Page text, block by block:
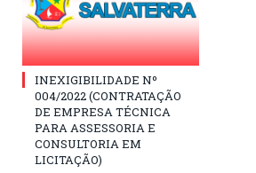
INEXIGIBILIDADE Nº
004/2022 (CONTRATAÇÃ​O
DE EMPRESA TÉCNICA
PARA ASSESSORIA E
CONSULTORIA EM
LICITAÇÃO)